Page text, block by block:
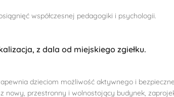
współczesnej pedagogiki i psychologii.
z dala od miejskiego zgiełku.
dzieciom możliwość aktywnego i
nowy, przestronny i wolnostojący budynek,